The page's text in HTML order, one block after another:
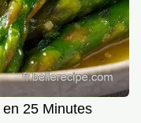
25 Minutes